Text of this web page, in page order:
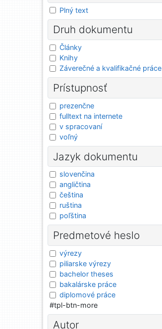
Plný text
Druh dokumentu
Články
Knihy
Záverečné a kvalifikačné práce
Prístupnosť
prezenčne
fulltext na internete
v spracovaní
voľný
Jazyk dokumentu
slovenčina
angličtina
čeština
ruština
poľština
Predmetové heslo
výrezy
piliarske výrezy
bachelor theses
bakalárske práce
diplomové práce
#tpl-btn-more
Autor